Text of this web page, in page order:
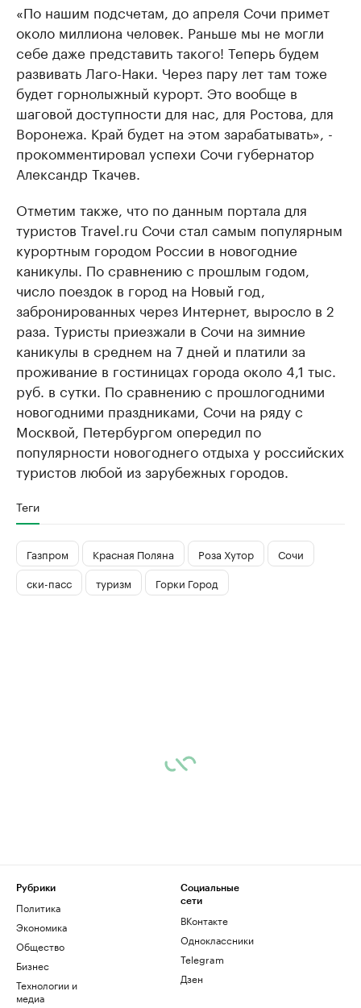
«По нашим подсчетам, до апреля Сочи примет
около миллиона человек. Раньше мы не могли
себе даже представить такого! Теперь будем
развивать Лаго-Наки. Через пару лет там тоже
будет горнолыжный курорт. Это вообще в
шаговой доступности для нас, для Ростова, для
Воронежа. Край будет на этом зарабатывать», -
прокомментировал успехи Сочи губернатор
Александр Ткачев.
Отметим также, что по данным портала для
туристов Travel.ru Сочи стал самым популярным
курортным городом России в новогодние
каникулы. По сравнению с прошлым годом,
число поездок в город на Новый год,
забронированных через Интернет, выросло в 2
раза. Туристы приезжали в Сочи на зимние
каникулы в среднем на 7 дней и платили за
проживание в гостиницах города около 4,1 тыс.
руб. в сутки. По сравнению с прошлогодними
новогодними праздниками, Сочи на ряду с
Москвой, Петербургом опередил по
популярности новогоднего отдыха у российских
туристов любой из зарубежных городов.
Теги
Газпром Красная Поляна Роза Хутор
Сочи
ски-пасс
туризм Горки Город
Рубрики
Политика
Экономика
Общество
Бизнес
Технологии и
медиа
Социальные
сети
ВКонтакте
Одноклассники
Telegram
Дзен